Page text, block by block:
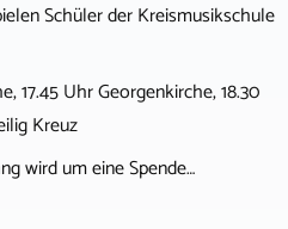
Schüler der Kreismusikschule
17.45 Uhr Georgenkirche, 18.30
Kreuz
wird um eine Spende…